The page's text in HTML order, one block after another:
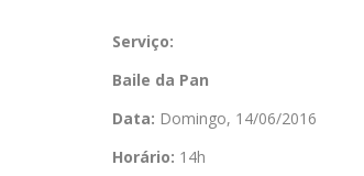
Serviço:
Baile da Pan
Data: Domingo, 14/06/2016
Horário: 14h